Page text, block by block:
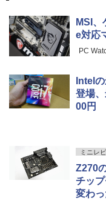
MSI
e対応
PC
Intel
登場
00円
ミニレ
Z270
チッ
変わ